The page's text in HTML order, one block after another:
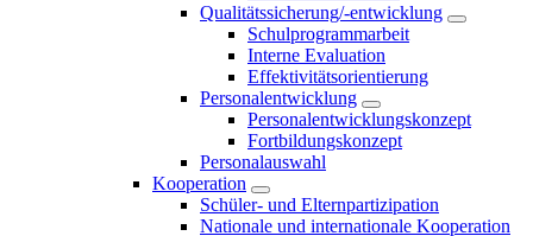
Qualitätssicherung/-entwicklung
Schulprogrammarbeit
Interne Evaluation
Effektivitätsorientierung
Personalentwicklung
Personalentwicklungskonzept
Fortbildungskonzept
Personalauswahl
Kooperation
Schüler- und Elternpartizipation
Nationale und internationale Kooperation